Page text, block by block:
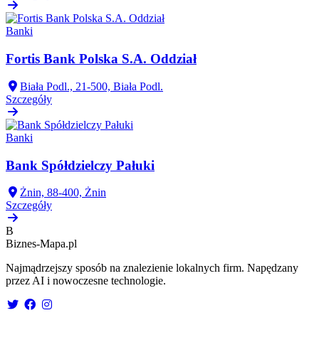
Banki
Fortis Bank Polska S.A. Oddział
Biała Podl., 21-500, Biała Podl.
Szczegóły
Banki
Bank Spółdzielczy Pałuki
Żnin, 88-400, Żnin
Szczegóły
B
Biznes-Mapa.pl
Najmądrzejszy sposób na znalezienie lokalnych firm. Napędzany
przez AI i nowoczesne technologie.